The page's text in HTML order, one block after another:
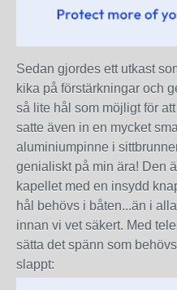
Sedan gjordes ett utkast
kika på förstärkningar och
så lite hål som möjligt för
satte även in en mycket
aluminiumpinne i
genialiskt på min ära! Den
kapellet med en insydd
hål behövs i båten...än i
innan vi vet säkert. Med
sätta det spänn som
slappt: